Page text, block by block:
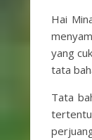
Hai
yang
tata
Tata